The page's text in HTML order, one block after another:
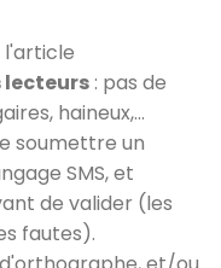
l'article
lecteurs : pas de
haineux,…
soumettre un
SMS, et
de valider (les
fautes).